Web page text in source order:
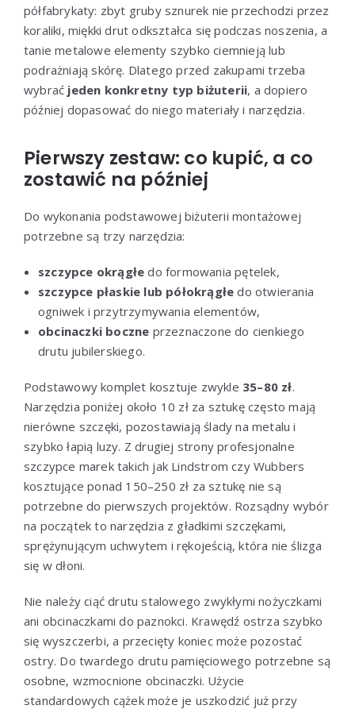
półfabrykaty: zbyt gruby sznurek nie przechodzi przez
koraliki, miękki drut odkształca się podczas noszenia, a
tanie metalowe elementy szybko ciemnieją lub
podrażniają skórę. Dlatego przed zakupami trzeba
wybrać jeden konkretny typ biżuterii, a dopiero
później dopasować do niego materiały i narzędzia.
Pierwszy zestaw: co kupić, a co
zostawić na później
Do wykonania podstawowej biżuterii montażowej
potrzebne są trzy narzędzia:
szczypce okrągłe do formowania pętelek,
szczypce płaskie lub półokrągłe do otwierania
ogniwek i przytrzymywania elementów,
obcinaczki boczne przeznaczone do cienkiego
drutu jubilerskiego.
Podstawowy komplet kosztuje zwykle 35–80 zł.
Narzędzia poniżej około 10 zł za sztukę często mają
nierówne szczęki, pozostawiają ślady na metalu i
szybko łapią luzy. Z drugiej strony profesjonalne
szczypce marek takich jak Lindstrom czy Wubbers
kosztujące ponad 150–250 zł za sztukę nie są
potrzebne do pierwszych projektów. Rozsądny wybór
na początek to narzędzia z gładkimi szczękami,
sprężynującym uchwytem i rękojeścią, która nie ślizga
się w dłoni.
Nie należy ciąć drutu stalowego zwykłymi nożyczkami
ani obcinaczkami do paznokci. Krawędź ostrza szybko
się wyszczerbi, a przecięty koniec może pozostać
ostry. Do twardego drutu pamięciowego potrzebne są
osobne, wzmocnione obcinaczki. Użycie
standardowych cążek może je uszkodzić już przy